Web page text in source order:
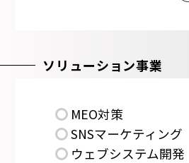
ソリューション事業
MEO対策
SNSマーケティング
ウェブシステム開発